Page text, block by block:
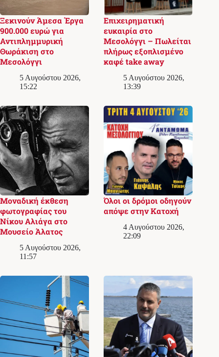
Ξεκινούν Άμεσα Έργα
900.000 ευρώ για
Αντιπλημμυρική
Θωράκιση στο
Μεσολόγγι
5 Αυγούστου 2026,
15:22
Επιχειρηματική
ευκαιρία στο
Μεσολόγγι – Πωλείται
πλήρως εξοπλισμένο
καφέ take away
5 Αυγούστου 2026,
13:39
Μοναδική έκθεση
φωτογραφίας του
Νίκου Αλιάγα στο
Μουσείο Άλατος
5 Αυγούστου 2026,
11:57
Όλοι οι δρόμοι οδηγούν
απόψε στην Κατοχή
4 Αυγούστου 2026,
22:09